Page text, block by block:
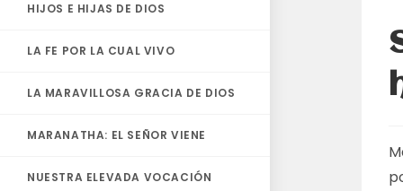
HIJOS E HIJAS DE DIOS
LA FE POR LA CUAL VIVO
LA MARAVILLOSA GRACIA DE DIOS
MARANATHA: EL SEÑOR VIENE
NUESTRA ELEVADA VOCACIÓN